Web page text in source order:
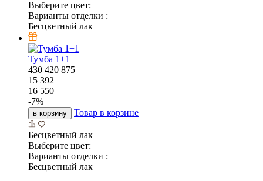
Выберите цвет:
Варианты отделки :
Бесцветный лак
Тумба 1+1
430 420 875
15 392
16 550
-7%
в корзину Товар в корзине
Бесцветный лак
Выберите цвет:
Варианты отделки :
Бесцветный лак